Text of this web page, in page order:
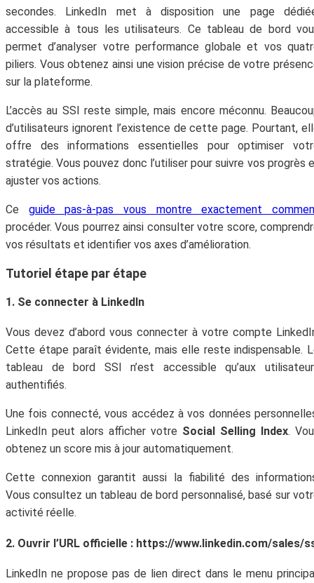
secondes. LinkedIn met à disposition une page
accessible à tous les utilisateurs. Ce tableau de bord
permet d’analyser votre performance globale et vos
piliers. Vous obtenez ainsi une vision précise de votre
sur la plateforme.
L’accès au SSI reste simple, mais encore méconnu.
d’utilisateurs ignorent l’existence de cette page. Pourtant,
offre des informations essentielles pour optimiser
stratégie. Vous pouvez donc l’utiliser pour suivre vos progrès
ajuster vos actions.
Ce guide pas‑à‑pas vous montre exactement
procéder. Vous pourrez ainsi consulter votre score,
vos résultats et identifier vos axes d’amélioration.
Tutoriel étape par étape
1. Se connecter à LinkedIn
Vous devez d’abord vous connecter à votre compte
Cette étape paraît évidente, mais elle reste indispensable.
tableau de bord SSI n’est accessible qu’aux
authentifiés.
Une fois connecté, vous accédez à vos données
LinkedIn peut alors afficher votre Social Selling Index.
obtenez un score mis à jour automatiquement.
Cette connexion garantit aussi la fiabilité des
Vous consultez un tableau de bord personnalisé, basé sur
activité réelle.
2. Ouvrir l’URL officielle : https://www.linkedin.com/sales/
LinkedIn ne propose pas de lien direct dans le menu